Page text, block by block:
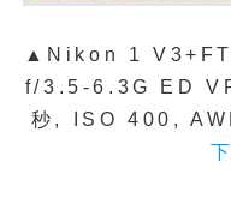
▲Nikon 1
f/3.5-6.3G ED
秒, ISO 400,